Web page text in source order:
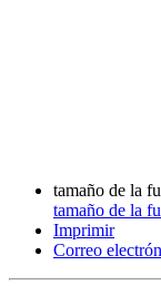
tamaño de la
tamaño de la
Imprimir
Correo